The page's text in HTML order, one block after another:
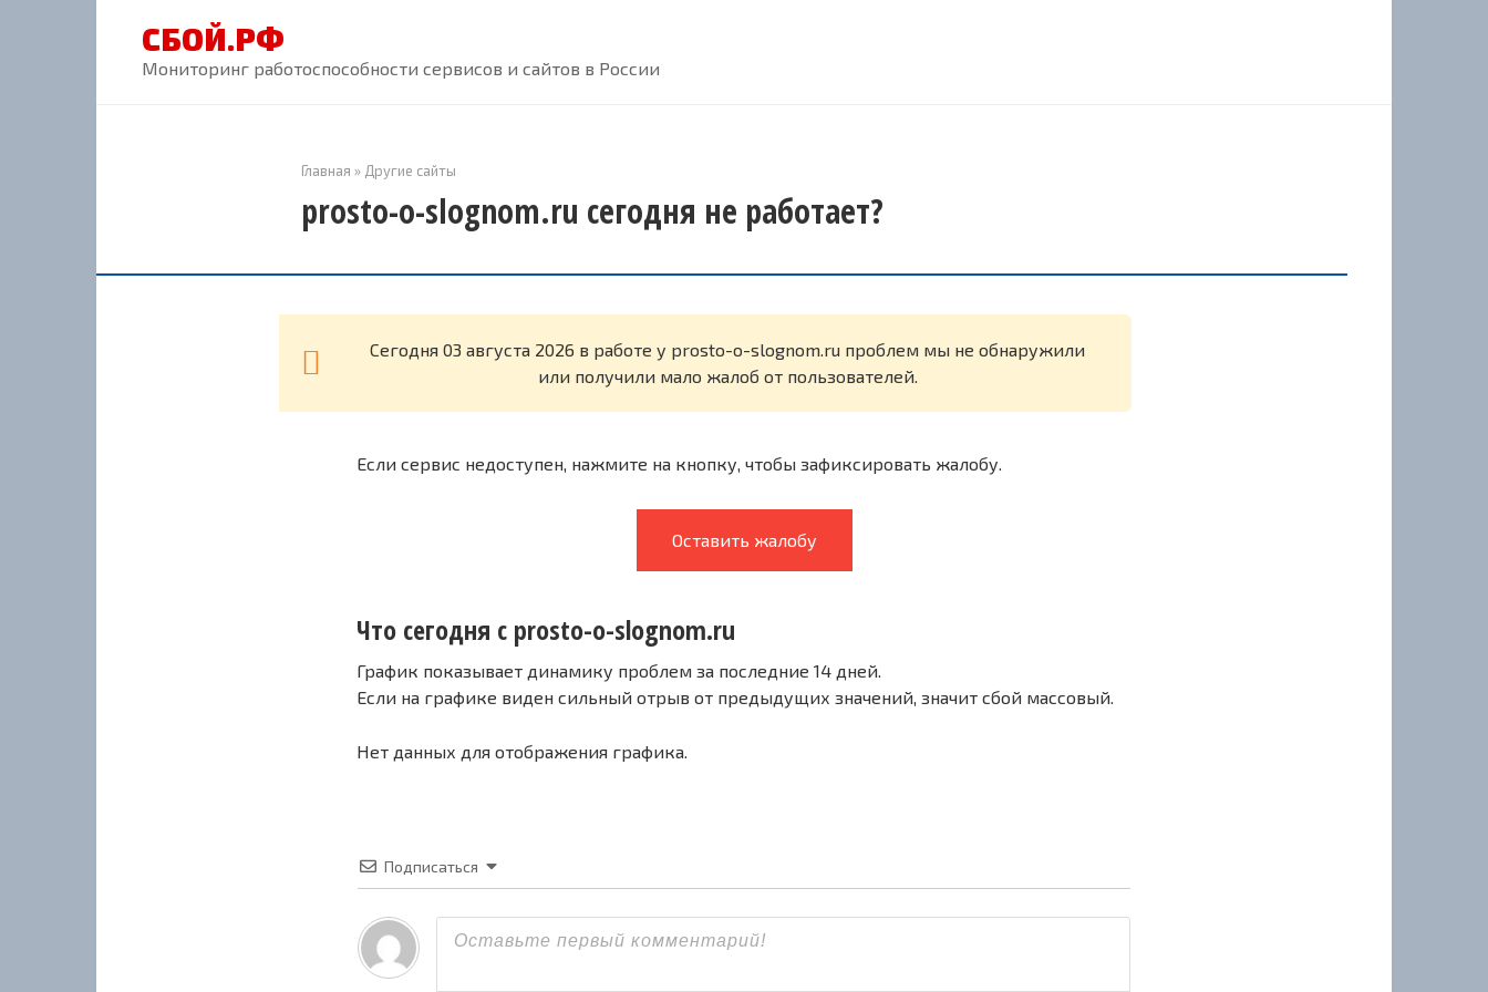
СБОЙ.РФ
Мониторинг работоспособности сервисов и сайтов в России
Главная » Другие сайты
prosto-o-slognom.ru сегодня не работает?
Cегодня 03 августа 2026 в работе у prosto-o-slognom.ru проблем мы не обнаружили
или получили мало жалоб от пользователей.
Если сервис недоступен, нажмите на кнопку, чтобы зафиксировать жалобу.
Оставить жалобу
Что сегодня с prosto-o-slognom.ru
График показывает динамику проблем за последние 14 дней.
Если на графике виден сильный отрыв от предыдущих значений, значит сбой массовый.
Нет данных для отображения графика.
Подписаться